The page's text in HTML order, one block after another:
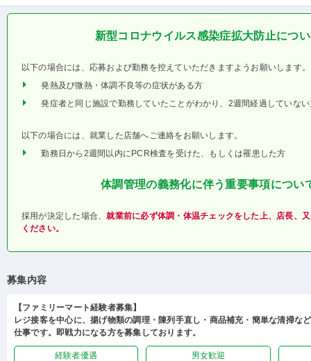
新型コロナウイルス感染症拡大防止につ
以下の場合には、応募および勤務を控えていただきますようお願いします。
発熱及び微熱・体調不良等の症状がある方
発症者と同じ施設で勤務していたことがわかり、2週間経過していな
以下の場合には、就業した店舗へご連絡をお願いします。
勤務日から2週間以内にPCR検査を受けた、もしくは罹患した方
体調管理の義務化に伴う重要事項につい
採用が決定した場合、就業前に必ず体調・体温チェックをした上、店長、
ください。
募集内容
【ファミリーマート経験者募集】
レジ接客を中心に、揚げ物類の調理・陳列手直し・商品補充・簡単な清掃な
仕事です。即戦力になる方を募集しております。
経験者優遇 男女歓迎